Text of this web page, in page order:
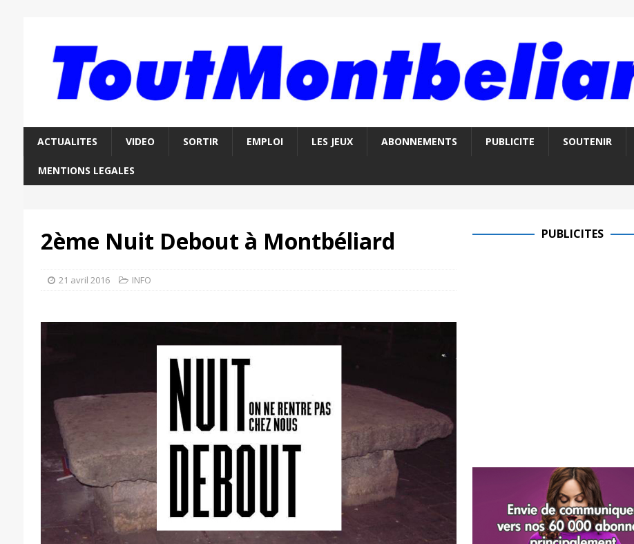
ACTUALITES VIDEO SORTIR EMPLOI LES JEUX ABONNEMENTS PUBLICITE SOUTENIR
MENTIONS LEGALES
2ème Nuit Debout à Montbéliard
21 avril 2016 INFO
PUBLICITES